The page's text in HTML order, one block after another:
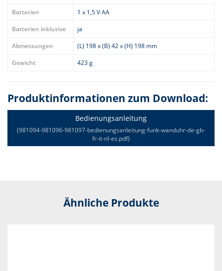
Batterien
1 x 1,5 V AA
Batterien inklusive
ja
Abmessungen
(L) 198 x (B) 42 x (H) 198 mm
Gewicht
423 g
Produktinformationen zum Download:
Bedienungsanleitung
(981094-981096-981097-bedienungsanleitung-funk-wanduhr-de-gb-
fr-it-nl-es.pdf)
Ähnliche Produkte